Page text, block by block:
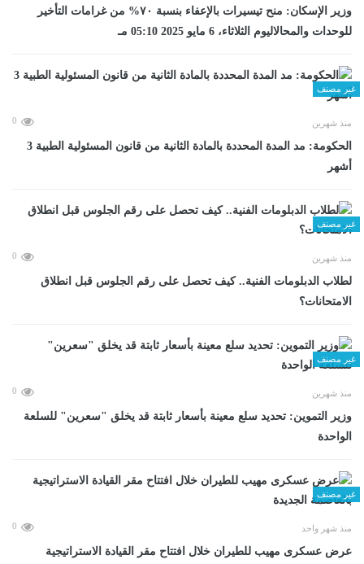
وزير الإسكان: منح تيسيرات بالإعفاء بنسبة ٧٠% من غرامات التأخير
للوحدات والمحالاليوم الثلاثاء، 6 مايو 2025 05:10 مـ
غير مصنف
منذ شهرين 0
الحكومة: مد المدة المحددة بالمادة الثانية من قانون المسئولية الطبية 3
أشهر
غير مصنف
منذ شهرين 0
لطلاب الدبلومات الفنية.. كيف تحصل على رقم الجلوس قبل انطلاق
الامتحانات؟
غير مصنف
منذ شهرين 0
وزير التموين: تحديد سلع معينة بأسعار ثابتة قد يخلق "سعرين" للسلعة
الواحدة
غير مصنف
منذ شهر واحد 0
عرض عسكرى مهيب للطيران خلال افتتاح مقر القيادة الاستراتيجية